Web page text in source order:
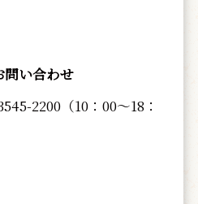
問い合わせ
2200（10：00～18：